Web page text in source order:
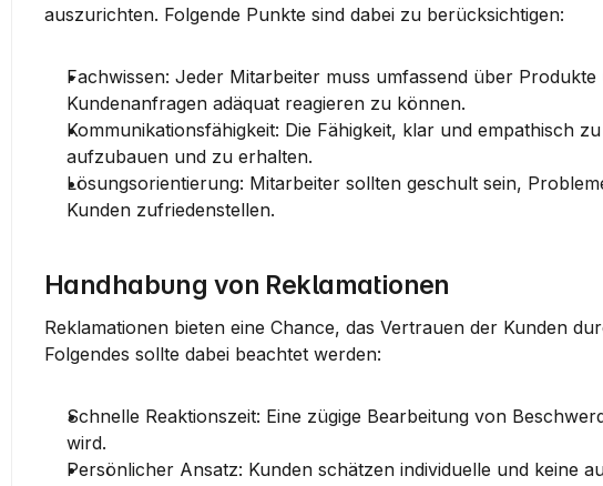
auszurichten. Folgende Punkte sind dabei zu berücksichtigen:
Fachwissen: Jeder Mitarbeiter muss umfassend über
Kundenanfragen adäquat reagieren zu können.
Kommunikationsfähigkeit: Die Fähigkeit, klar und empathisch
aufzubauen und zu erhalten.
Lösungsorientierung: Mitarbeiter sollten geschult sein,
Kunden zufriedenstellen.
Handhabung von Reklamationen
Reklamationen bieten eine Chance, das Vertrauen der Kunden
Folgendes sollte dabei beachtet werden:
Schnelle Reaktionszeit: Eine zügige Bearbeitung von
wird.
Persönlicher Ansatz: Kunden schätzen individuelle und keine